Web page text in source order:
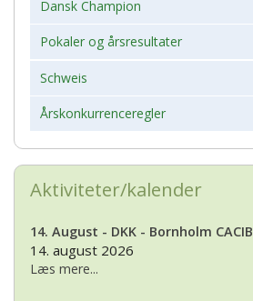
Dansk Champion
Pokaler og årsresultater
Schweis
Årskonkurrenceregler
Aktiviteter/kalender
14. August - DKK - Bornholm CACIB
14. august 2026
Læs mere...